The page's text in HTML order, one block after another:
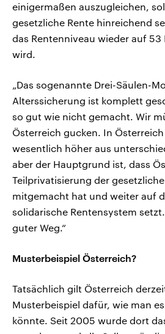
einigermaßen auszugleichen,
gesetzliche Rente hinreichend
das Rentenniveau wieder auf 53
wird.
„Das sogenannte Drei-Säulen-
Alterssicherung ist komplett
so gut wie nicht gemacht. Wir
Österreich gucken. In
wesentlich höher aus
aber der Hauptgrund ist, dass
Teilprivatisierung der
mitgemacht hat und weiter auf
solidarische Rentensystem
guter Weg.“
Musterbeispiel Österreich?
Tatsächlich gilt Österreich
Musterbeispiel dafür, wie man
könnte. Seit 2005 wurde dort